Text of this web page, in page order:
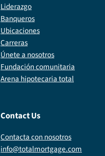
Liderazgo
Banqueros
Ubicaciones
Carreras
Únete a nosotros
Fundación comunitaria
Arena hipotecaria total
Contact Us
Contacta con nosotros
info@totalmortgage.com